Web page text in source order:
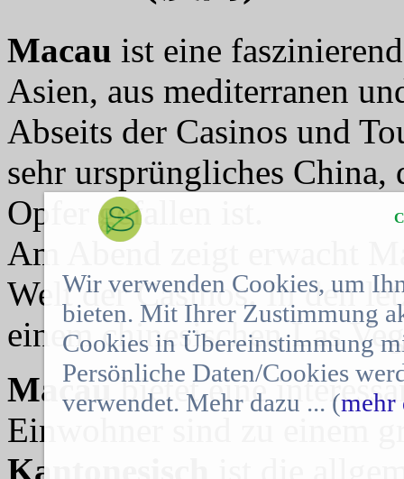
Wir verwenden Cookies, um
bieten. Mit Ihrer Zustimmung
Cookies in Übereinstimmung
Persönliche Daten/Cookies
verwendet. Mehr dazu ... (mehr
Macau ist eine
Asien, aus mediterranen
Abseits der Casinos und
sehr ursprüngliches China,
Opfer gefallen ist.
Am Abend zeigt erwacht
Welt der Casinos. In den
einem chinesischen Las
Macaubietet eine
Einwohner sind zu einem
Kantonesisch